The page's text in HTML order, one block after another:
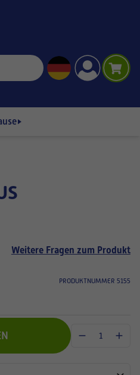
Weitere Fragen zum Produkt
PRODUKTNUMMER 5155